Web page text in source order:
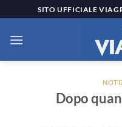
ai
contenuti
SITO UFFICIALE
Dopo